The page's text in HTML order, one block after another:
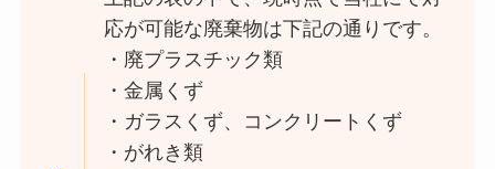
応が可能な廃棄物は下記の通りです。
・廃プラスチック類
・金属くず
・ガラスくず、コンクリートくず
・がれき類